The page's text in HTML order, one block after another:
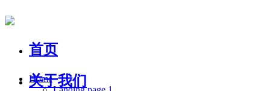
首页
关于我们
Home